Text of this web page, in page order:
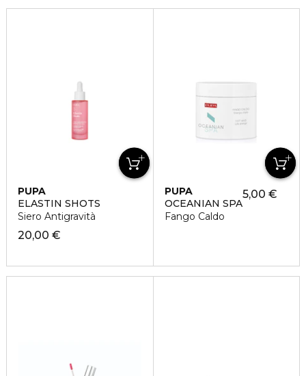
PUPA
ELASTIN SHOTS
Siero Antigravità
20,00 €
PUPA
OCEANIAN SPA
Fango Caldo
5,00 €